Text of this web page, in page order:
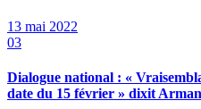
13 mai 2022
03
Dialogue national : «
date du 15 février » dixit